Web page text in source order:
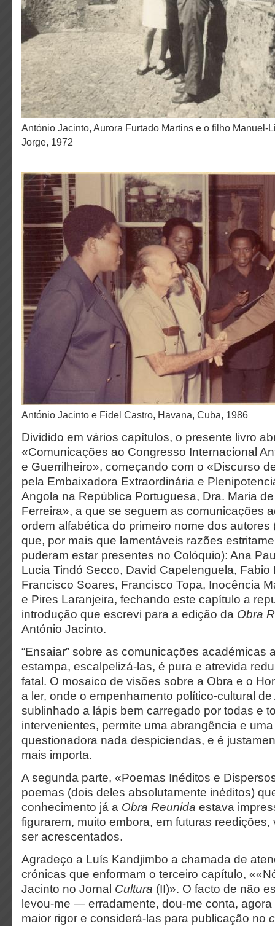
António Jacinto, Aurora Furtado Martins e o filho Manuel-Lisboa, Castelo de Sao
Jorge, 1972
António Jacinto e Fidel Castro, Havana, Cuba, 1986
Dividido em vários capítulos, o presente livro
«Comunicações ao Congresso Internacional
e Guerrilheiro», começando com o «Discurso
pela Embaixadora Extraordinária e
Angola na República Portuguesa, Dra. Maria
Ferreira», a que se seguem as comunicações
ordem alfabética do primeiro nome dos autores
que, por mais que lamentáveis razões
puderam estar presentes no Colóquio): Ana
Lucia Tindó Secco, David Capelenguela, Fabio
Francisco Soares, Francisco Topa, Inocência
e Pires Laranjeira, fechando este capítulo a
introdução que escrevi para a edição da Obra
António Jacinto.
“Ensaiar” sobre as comunicações académicas
estampa, escalpelizá-las, é pura e atrevida
fatal. O mosaico de visões sobre a Obra e o
a ler, onde o empenhamento político-cultural
sublinhado a lápis bem carregado por todas e
intervenientes, permite uma abrangência e
questionadora nada despiciendas, e é
mais importa.
A segunda parte, «Poemas Inéditos e
poemas (dois deles absolutamente inéditos)
conhecimento já a Obra Reunida estava
figurarem, muito embora, em futuras reedições,
ser acrescentados.
Agradeço a Luís Kandjimbo a chamada de
crónicas que enformam o terceiro capítulo,
Jacinto no Jornal Cultura (II)». O facto de não
levou-me — erradamente, dou-me conta,
maior rigor e considerá-las para publicação no